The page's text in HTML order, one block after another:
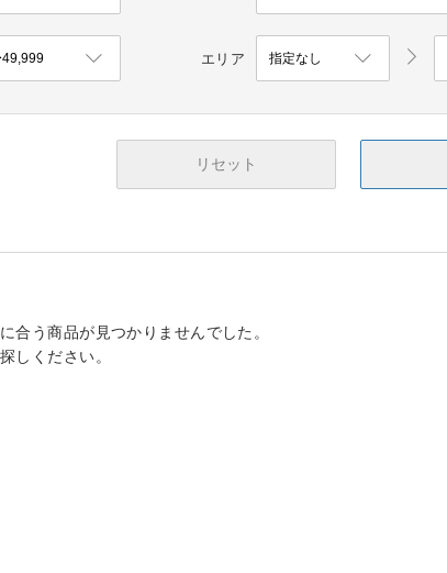
エリア
リセット
合う商品が見つかりませんでした。
しください。